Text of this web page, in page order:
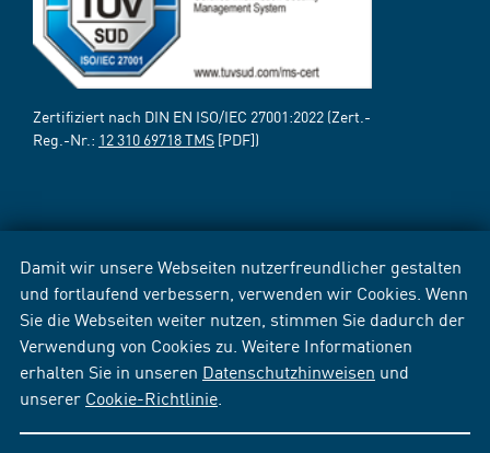
Damit wir unsere Webseiten nutzerfreundlicher gestalten
und fortlaufend verbessern, verwenden wir Cookies. Wenn
Sie die Webseiten weiter nutzen, stimmen Sie dadurch der
Verwendung von Cookies zu. Weitere Informationen
erhalten Sie in unseren Datenschutzhinweisen und
unserer Cookie-Richtlinie
Zertifiziert nach DIN EN ISO/IEC 27001:2022 (Zert.-
Reg.-Nr.: 12 310 69718 TMS [PDF])